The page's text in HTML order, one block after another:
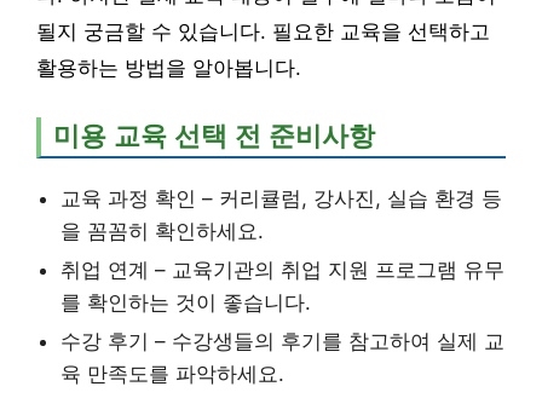
될지 궁금할 수 있습니다. 필요한 교육을 선택하고
활용하는 방법을 알아봅니다.
미용 교육 선택 전 준비사항
교육 과정 확인 – 커리큘럼, 강사진, 실습 환경 등
을 꼼꼼히 확인하세요.
취업 연계 – 교육기관의 취업 지원 프로그램 유무
를 확인하는 것이 좋습니다.
수강 후기 – 수강생들의 후기를 참고하여 실제 교
육 만족도를 파악하세요.